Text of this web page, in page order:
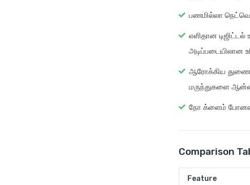
பணமில்லா
எளிதான டிஜிட்டல்
அடிப்படையிலான
ஆரோக்கிய
மருந்துகளை
நோ க்ளைம் போனஸ்:
Comparison
Feature